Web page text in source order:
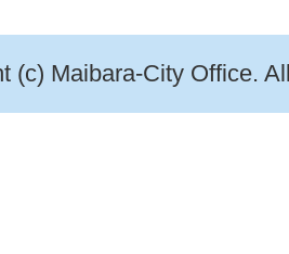
(c) Maibara-City Office.